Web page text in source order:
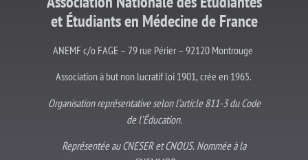
etÉtudiantsen Médecine de France
ANEMF c/o FAGE – 79 rue Périer – 92120 Montrouge
Association à but non lucratif loi 1901, crée en 1965.
Organisation représentative selon l’article 811-3 du Code
de l’Éducation.
Représentée au CNESER et CNOUS. Nommée à la